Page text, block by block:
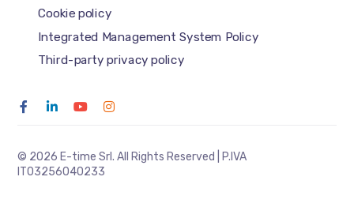
Cookie policy
Integrated Management System Policy
Third-party privacy policy
© 2026 E-time Srl. All Rights Reserved | P.IVA
IT03256040233